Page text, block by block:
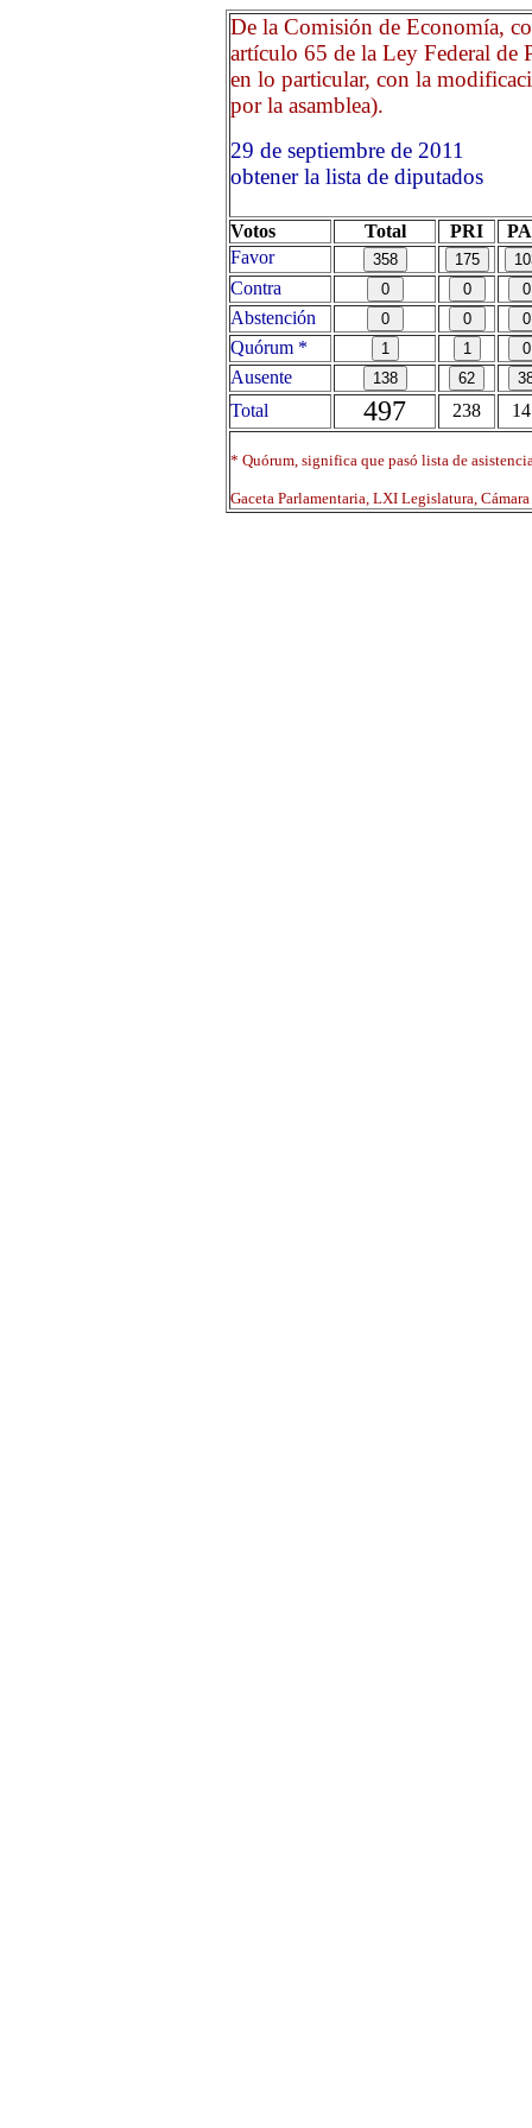
De la Comisión de Economía,
artículo 65 de la Ley Federal de
en lo particular, con la
por la asamblea).
29 de septiembre de
obtener la lista de diputados
Votos Total PRI
Favor
Contra
Abstención
Quórum *
Ausente
Total
497 238
* Quórum, significa que pasó lista de
Gaceta Parlamentaria, LXI Legislatura,